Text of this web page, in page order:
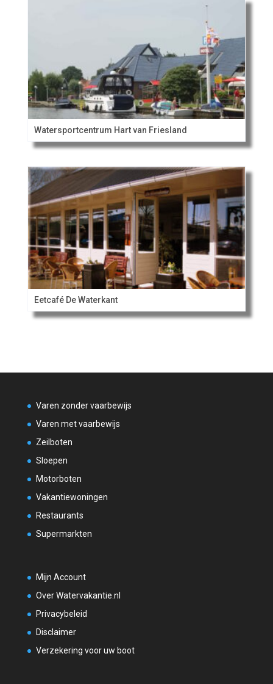
Watersportcentrum Hart van Friesland
Eetcafé De Waterkant
Varen zonder vaarbewijs
Varen met vaarbewijs
Zeilboten
Sloepen
Motorboten
Vakantiewoningen
Restaurants
Supermarkten
Mijn Account
Over Watervakantie.nl
Privacybeleid
Disclaimer
Verzekering voor uw boot